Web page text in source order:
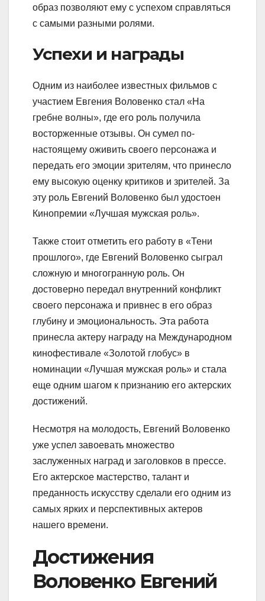
образ позволяют ему с успехом справляться
с самыми разными ролями.
Успехи и награды
Одним из наиболее известных фильмов с
участием Евгения Воловенко стал «На
гребне волны», где его роль получила
восторженные отзывы. Он сумел по-
настоящему оживить своего персонажа и
передать его эмоции зрителям, что принесло
ему высокую оценку критиков и зрителей. За
эту роль Евгений Воловенко был удостоен
Кинопремии «Лучшая мужская роль».
Также стоит отметить его работу в «Тени
прошлого», где Евгений Воловенко сыграл
сложную и многогранную роль. Он
достоверно передал внутренний конфликт
своего персонажа и привнес в его образ
глубину и эмоциональность. Эта работа
принесла актеру награду на Международном
кинофестивале «Золотой глобус» в
номинации «Лучшая мужская роль» и стала
еще одним шагом к признанию его актерских
достижений.
Несмотря на молодость, Евгений Воловенко
уже успел завоевать множество
заслуженных наград и заголовков в прессе.
Его актерское мастерство, талант и
преданность искусству сделали его одним из
самых ярких и перспективных актеров
нашего времени.
Достижения
Воловенко Евгений